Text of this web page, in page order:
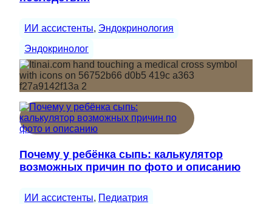
ИИ ассистенты, Эндокринология
Эндокринолог
Почему у ребёнка сыпь: калькулятор
возможных причин по фото и описанию
ИИ ассистенты, Педиатрия